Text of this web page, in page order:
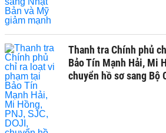
Thanh tra Chính phủ
Bảo Tín Mạnh Hải, Mi
chuyển hồ sơ sang Bộ